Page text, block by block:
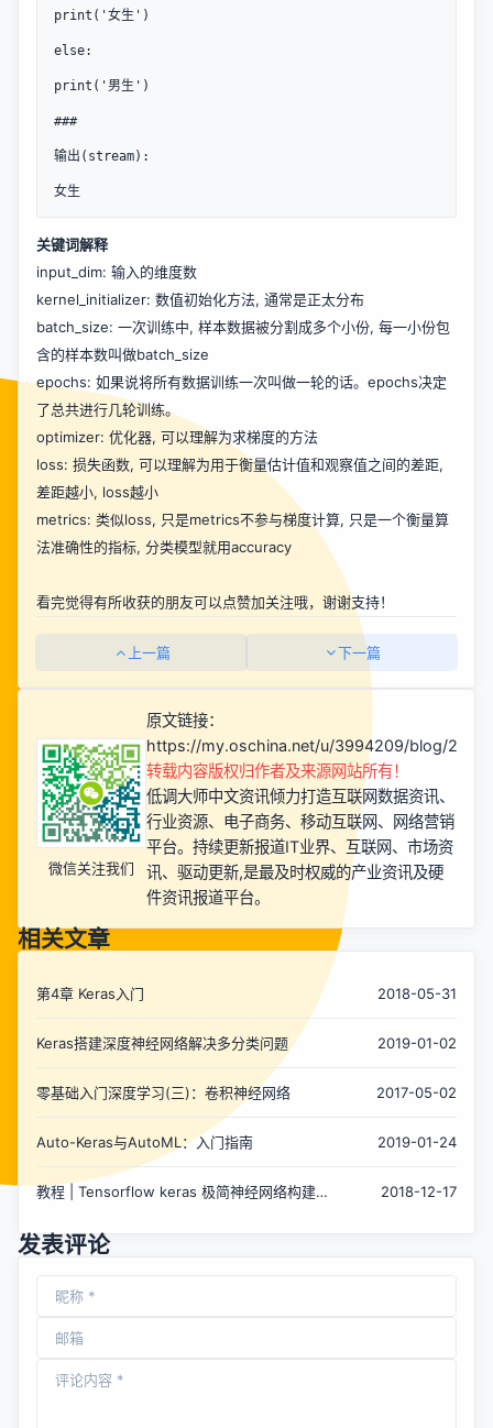
print('女生')
else:
print('男生')
###
输出(stream):
女生
关键词解释
input_dim: 输入的维度数
kernel_initializer: 数值初始化方法, 通常是正太分布
batch_size: 一次训练中, 样本数据被分割成多个小份, 每一小份包
含的样本数叫做batch_size
epochs: 如果说将所有数据训练一次叫做一轮的话。epochs决定
了总共进行几轮训练。
optimizer: 优化器, 可以理解为求梯度的方法
loss: 损失函数, 可以理解为用于衡量估计值和观察值之间的差距,
差距越小, loss越小
metrics: 类似loss, 只是metrics不参与梯度计算, 只是一个衡量算
法准确性的指标, 分类模型就用accuracy
看完觉得有所收获的朋友可以点赞加关注哦，谢谢支持！
上一篇 下一篇
微信关注我们
原文链接：
https://my.oschina.net/u/3994209/blog/
转载内容版权归作者及来源网站所有！
低调大师中文资讯倾力打造互联网数据资讯、
行业资源、电子商务、移动互联网、网络营销
平台。持续更新报道IT业界、互联网、市场资
讯、驱动更新,是最及时权威的产业资讯及硬
件资讯报道平台。
相关文章
第4章 Keras入门 2018-05-31
Keras搭建深度神经网络解决多分类问题 2019-01-02
零基础入门深度学习(三)：卷积神经网络 2017-05-02
Auto-Keras与AutoML：入门指南 2019-01-24
教程 | Tensorflow keras 极简神经网络构建与
2018-12-17
发表评论